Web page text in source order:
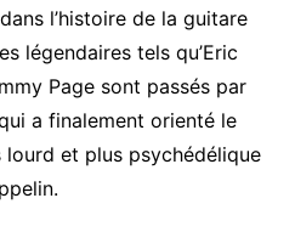
l’histoire de la guitare
légendaires tels qu’Eric
Page sont passés par
a finalement orienté le
et plus psychédélique